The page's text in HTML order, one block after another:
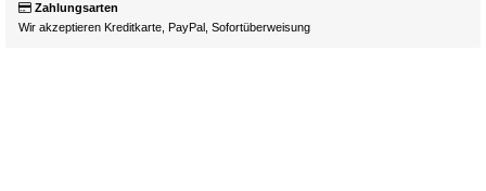
Zahlungsarten
Wir akzeptieren Kreditkarte, PayPal, Sofortüberweisung